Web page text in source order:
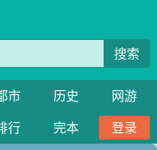
搜索
市 历史
网游
行 完本 登录